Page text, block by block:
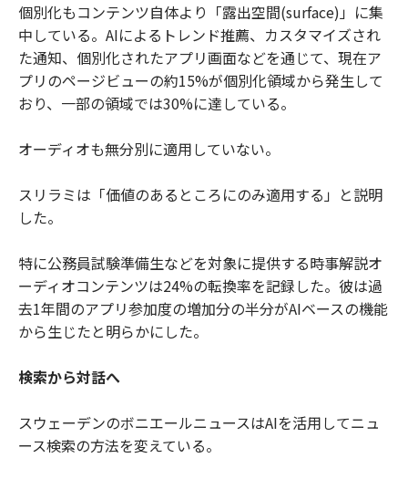
個別化もコンテンツ自体より「露出空間(surface)」に集
中している。AIによるトレンド推薦、カスタマイズされ
た通知、個別化されたアプリ画面などを通じて、現在ア
プリのページビューの約15%が個別化領域から発生して
おり、一部の領域では30%に達している。
オーディオも無分別に適用していない。
スリラミは「価値のあるところにのみ適用する」と説明
した。
特に公務員試験準備生などを対象に提供する時事解説オ
ーディオコンテンツは24%の転換率を記録した。彼は過
去1年間のアプリ参加度の増加分の半分がAIベースの機能
から生じたと明らかにした。
検索から対話へ
スウェーデンのボニエールニュースはAIを活用してニュ
ース検索の方法を変えている。